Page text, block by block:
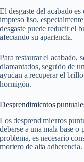
El desgaste del acabado
impreso liso,
desgaste puede reducir el
afectando su apariencia.
Para restaurar el acabado,
diamantados, seguido de
ayudan a recuperar el
hormigón.
Desprendimientos
Los desprendimientos
deberse a una mala base o
problema, es necesario
mortero de alta adherencia.